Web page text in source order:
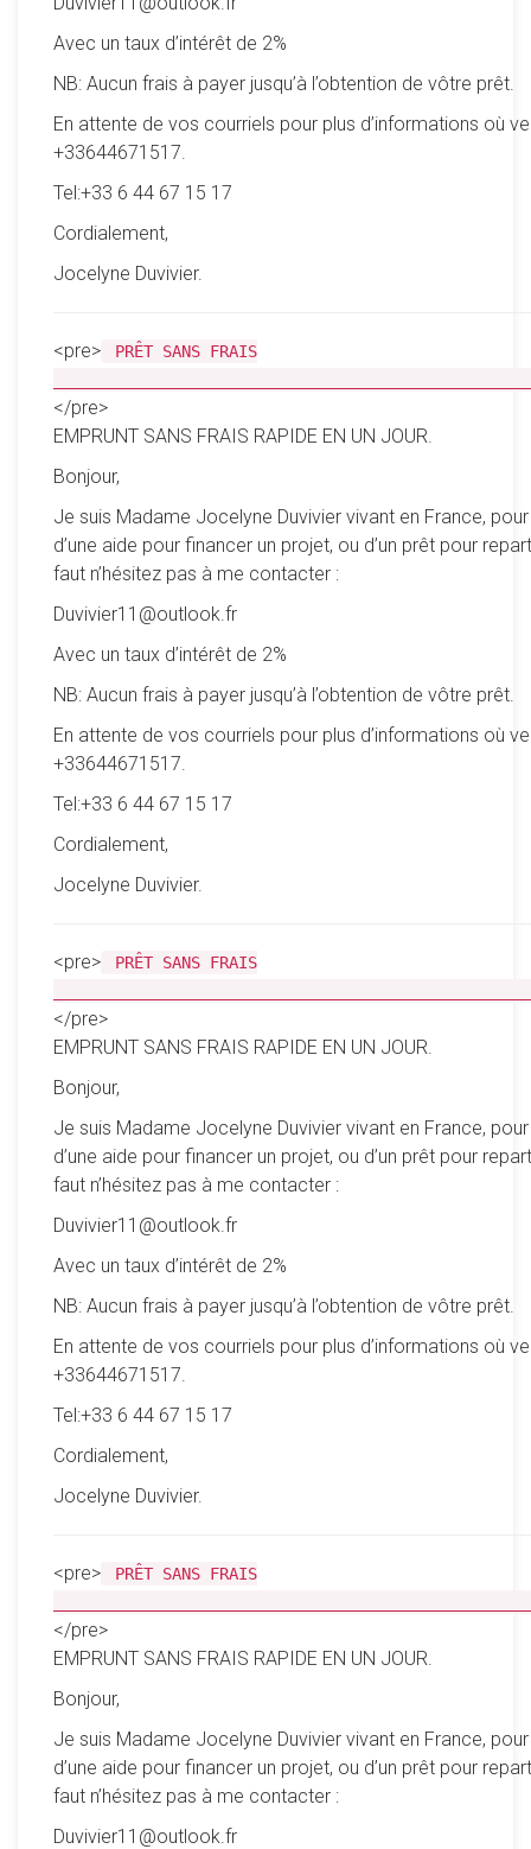
Avec un taux d’intérêt de 2%
NB: Aucun frais à payer jusqu’à l’obtention de vôtre prêt.
En attente de vos courriels pour plus d’informations où
+33644671517.
Tel:+33 6 44 67 15 17
Cordialement,
Jocelyne Duvivier.
<pre>
PRÊT SANS FRAIS
</pre>
EMPRUNT SANS FRAIS RAPIDE EN UN JOUR.
Bonjour,
Je suis Madame Jocelyne Duvivier vivant en France,
d’une aide pour financer un projet, ou d’un prêt pour
faut n’hésitez pas à me contacter :
Duvivier11@outlook.fr
Avec un taux d’intérêt de 2%
NB: Aucun frais à payer jusqu’à l’obtention de vôtre prêt.
En attente de vos courriels pour plus d’informations où
+33644671517.
Tel:+33 6 44 67 15 17
Cordialement,
Jocelyne Duvivier.
<pre>
PRÊT SANS FRAIS
</pre>
EMPRUNT SANS FRAIS RAPIDE EN UN JOUR.
Bonjour,
Je suis Madame Jocelyne Duvivier vivant en France,
d’une aide pour financer un projet, ou d’un prêt pour
faut n’hésitez pas à me contacter :
Duvivier11@outlook.fr
Avec un taux d’intérêt de 2%
NB: Aucun frais à payer jusqu’à l’obtention de vôtre prêt.
En attente de vos courriels pour plus d’informations où
+33644671517.
Tel:+33 6 44 67 15 17
Cordialement,
Jocelyne Duvivier.
<pre>
PRÊT SANS FRAIS
</pre>
EMPRUNT SANS FRAIS RAPIDE EN UN JOUR.
Bonjour,
Je suis Madame Jocelyne Duvivier vivant en France,
d’une aide pour financer un projet, ou d’un prêt pour
faut n’hésitez pas à me contacter :
Duvivier11@outlook.fr